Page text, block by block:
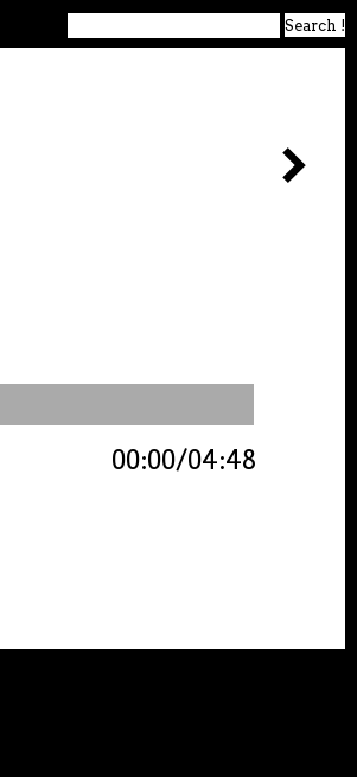
04:48
00:00